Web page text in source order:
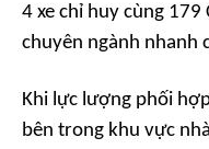
4 xe chỉ huy cùng 179
chuyên ngành nhanh
Khi lực lượng phối
bên trong khu vực